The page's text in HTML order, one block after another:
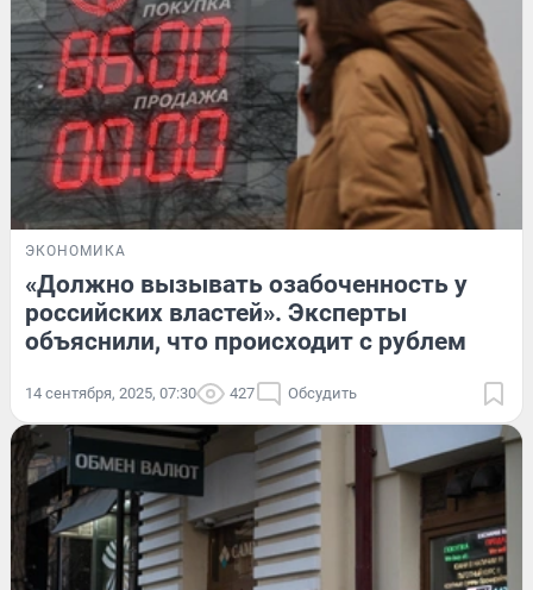
ЭКОНОМИКА
«Должно вызывать озабоченность у
российских властей». Эксперты
объяснили, что происходит с рублем
14 сентября, 2025, 07:30 427 Обсудить